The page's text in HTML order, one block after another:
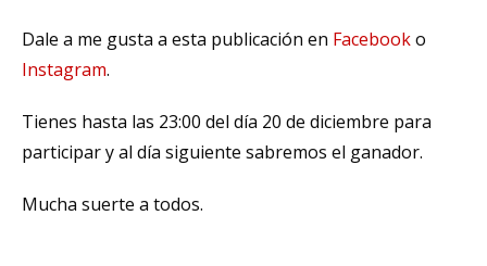
Dale a me gusta a esta publicación en Facebooko
Instagram.
Tienes hasta las 23:00 del día 20 de diciembre para
participar y al día siguiente sabremos el ganador.
Mucha suerte a todos.